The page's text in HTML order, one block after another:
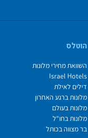
הוטלס
השוואת מחירי מלונות
Israel Hotels
דילים לאילת
מלונות ברגע האחרון
מלונות בעולם
מלונות בחו"ל
בר מצווה בכותל